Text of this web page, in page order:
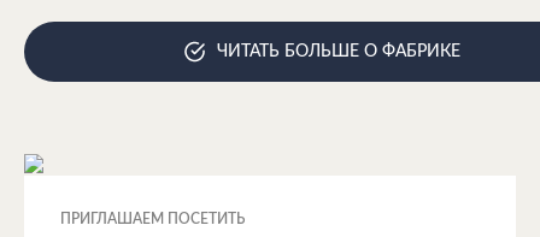
ЧИТАТЬ БОЛЬШЕ О ФАБРИКЕ
ПРИГЛАШАЕМ ПОСЕТИТЬ